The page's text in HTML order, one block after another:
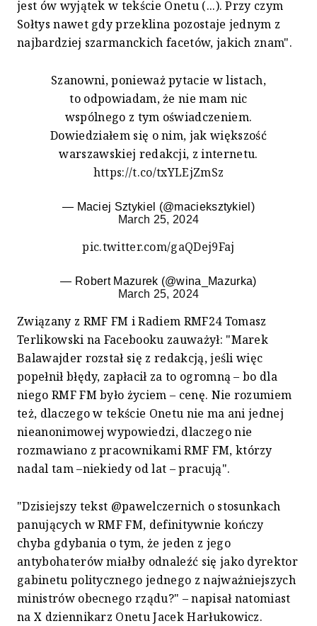
jest ów wyjątek w tekście Onetu (...). Przy czym
Sołtys nawet gdy przeklina pozostaje jednym z
najbardziej szarmanckich facetów, jakich znam".
Szanowni, ponieważ pytacie w listach,
to odpowiadam, że nie mam nic
wspólnego z tym oświadczeniem.
Dowiedziałem się o nim, jak większość
warszawskiej redakcji, z internetu.
https://t.co/txYLEjZmSz
— Maciej Sztykiel (@macieksztykiel)
March 25, 2024
pic.twitter.com/gaQDej9Faj
— Robert Mazurek (@wina_Mazurka)
March 25, 2024
Związany z RMF FM i Radiem RMF24 Tomasz
Terlikowski na Facebooku zauważył: "Marek
Balawajder rozstał się z redakcją, jeśli więc
popełnił błędy, zapłacił za to ogromną – bo dla
niego RMF FM było życiem – cenę. Nie rozumiem
też, dlaczego w tekście Onetu nie ma ani jednej
nieanonimowej wypowiedzi, dlaczego nie
rozmawiano z pracownikami RMF FM, którzy
nadal tam –niekiedy od lat – pracują".
"Dzisiejszy tekst @pawelczernich o stosunkach
panujących w RMF FM, definitywnie kończy
chyba gdybania o tym, że jeden z jego
antybohaterów miałby odnaleźć się jako dyrektor
gabinetu politycznego jednego z najważniejszych
ministrów obecnego rządu?" – napisał natomiast
na X dziennikarz Onetu Jacek Harłukowicz.